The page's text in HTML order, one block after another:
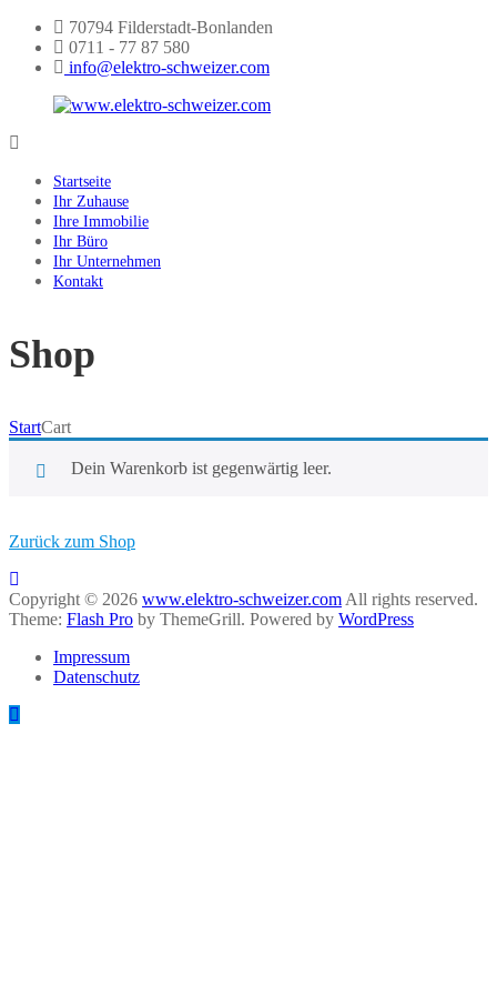
Skip
content
70794 Filderstadt-Bonlanden
0711 - 77 87 580
info@elektro-schweizer.com
schweizer.com
Startseite
Ihr Zuhause
Ihre Immobilie
Ihr Büro
Ihr Unternehmen
Kontakt
Shop
StartCart
Dein Warenkorb ist gegenwärtig leer.
Zurück zum Shop
Copyright © 2026 www.elektro-schweizer.com All rights reserved.
Theme: Flash Pro by ThemeGrill. Powered by WordPress
Impressum
Datenschutz